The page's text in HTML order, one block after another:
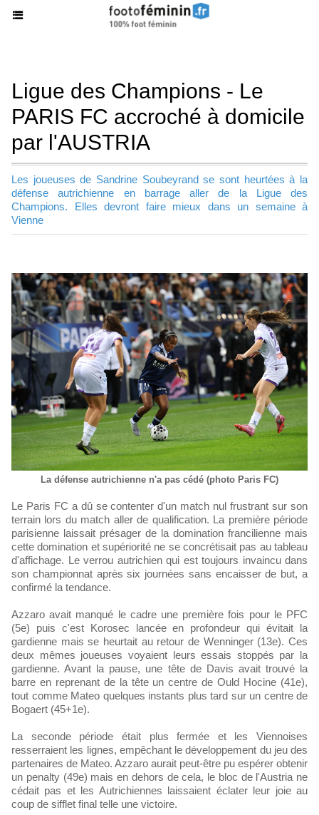
Ligue des Champions - Le
PARIS FC accroché à domicile
par l'AUSTRIA
Les joueuses de Sandrine Soubeyrand se sont heurtées à la
défense autrichienne en barrage aller de la Ligue des
Champions. Elles devront faire mieux dans un semaine à
Vienne
La défense autrichienne n'a pas cédé (photo Paris FC)
Le Paris FC a dû se contenter d'un match nul frustrant sur son
terrain lors du match aller de qualification. La première période
parisienne laissait présager de la domination francilienne mais
cette domination et supériorité ne se concrétisait pas au tableau
d'affichage. Le verrou autrichien qui est toujours invaincu dans
son championnat après six journées sans encaisser de but, a
confirmé la tendance.
Azzaro avait manqué le cadre une première fois pour le PFC
(5e) puis c'est Korosec lancée en profondeur qui évitait la
gardienne mais se heurtait au retour de Wenninger (13e). Ces
deux mêmes joueuses voyaient leurs essais stoppés par la
gardienne. Avant la pause, une tête de Davis avait trouvé la
barre en reprenant de la tête un centre de Ould Hocine (41e),
tout comme Mateo quelques instants plus tard sur un centre de
Bogaert (45+1e).
La seconde période était plus fermée et les Viennoises
resserraient les lignes, empêchant le développement du jeu des
partenaires de Mateo. Azzaro aurait peut-être pu espérer obtenir
un penalty (49e) mais en dehors de cela, le bloc de l'Austria ne
cédait pas et les Autrichiennes laissaient éclater leur joie au
coup de sifflet final telle une victoire.